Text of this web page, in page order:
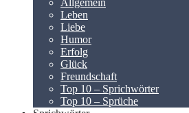
Leben
Liebe
Humor
Erfolg
Glück
Freundschaft
Top 10 – Sprichwörter
Top 10 – Sprüche